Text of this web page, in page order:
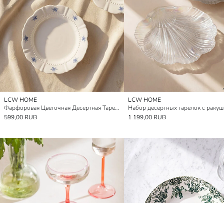
LCW HOME
Фарфоровая Цветочная Десертная Тарелка
599,00 RUB
LCW HOME
1 199,00 RUB